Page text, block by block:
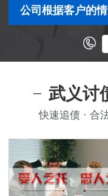
公司根据客户的
武义讨
快速追债 · 合